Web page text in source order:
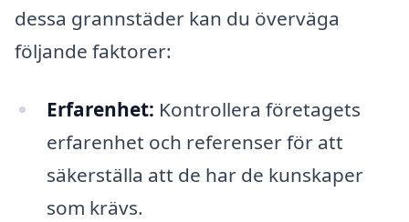
dessa grannstäder kan du överväga
följande faktorer:
Erfarenhet: Kontrollera företagets
erfarenhet och referenser för att
säkerställa att de har de kunskaper
som krävs.